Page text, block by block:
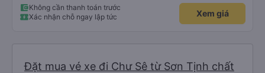
Không cần thanh toán trước
Xác nhận chỗ ngay lập tức
Xem giá
Đặt mua vé xe đi Chư Sê từ Sơn Tịnh chất